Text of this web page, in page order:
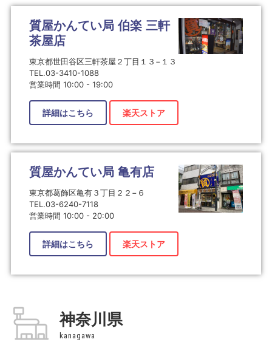
質屋かんてい局 伯楽 三軒
茶屋店
東京都世田谷区三軒茶屋２丁目１３−１３
TEL.03-3410-1088
営業時間 10:00 - 19:00
詳細はこちら 楽天ストア
質屋かんてい局 亀有店
東京都葛飾区亀有３丁目２２−６
TEL.03-6240-7118
営業時間 10:00 - 20:00
詳細はこちら 楽天ストア
神奈川県
kanagawa